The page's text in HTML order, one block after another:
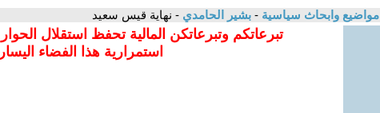
مواضيع وابحاث سياسية - بشير الحامدي - نهاية قيس سعيد
تبرعاتكم وتبرعاتكن المالية تحفظ استقلال
استمرارية هذا الفضاء